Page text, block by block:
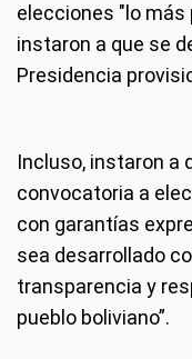
elecciones "lo más
instaron a que se
Presidencia
Incluso, instaron a
convocatoria a
con garantías
sea desarrollado
transparencia y
pueblo boliviano”.